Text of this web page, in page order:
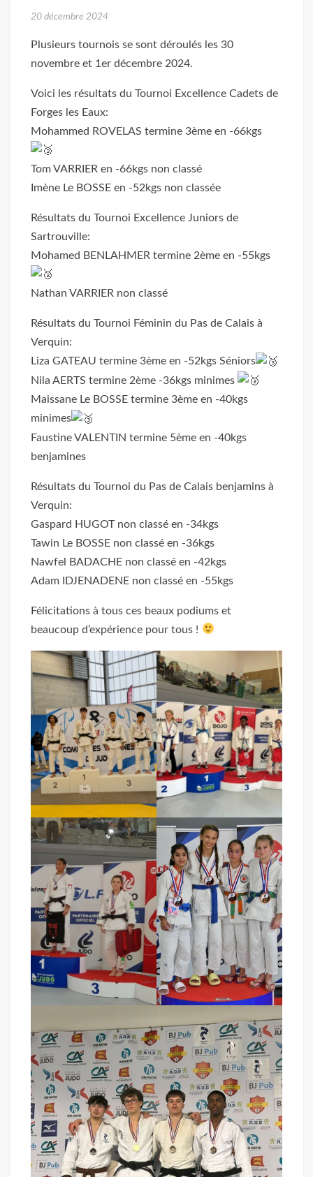
20 décembre 2024
Plusieurs tournois se sont déroulés les 30
novembre et 1er décembre 2024.
Voici les résultats du Tournoi Excellence Cadets de
Forges les Eaux:
Mohammed ROVELAS termine 3ème en -66kgs
Tom VARRIER en -66kgs non classé
Imène Le BOSSE en -52kgs non classée
Résultats du Tournoi Excellence Juniors de
Sartrouville:
Mohamed BENLAHMER termine 2ème en -55kgs
Nathan VARRIER non classé
Résultats du Tournoi Féminin du Pas de Calais à
Verquin:
Liza GATEAU termine 3ème en -52kgs Séniors
Nila AERTS termine 2ème -36kgs minimes
Maissane Le BOSSE termine 3ème en -40kgs
minimes
Faustine VALENTIN termine 5ème en -40kgs
benjamines
Résultats du Tournoi du Pas de Calais benjamins à
Verquin:
Gaspard HUGOT non classé en -34kgs
Tawin Le BOSSE non classé en -36kgs
Nawfel BADACHE non classé en -42kgs
Adam IDJENADENE non classé en -55kgs
Félicitations à tous ces beaux podiums et
beaucoup d’expérience pour tous !